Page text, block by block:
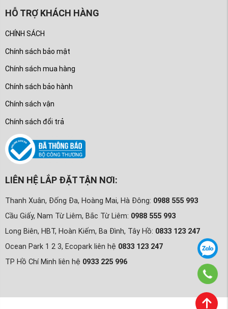
HỖ TRỢ KHÁCH HÀNG
CHÍNH SÁCH
Chính sách bảo mật
Chính sách mua hàng
Chính sách bảo hành
Chính sách vận
Chính sách đổi trả
LIÊN HỆ LẮP ĐẶT TẬN NƠI:
Thanh Xuân, Đống Đa, Hoàng Mai, Hà Đông: 0988 555 993
Cầu Giấy, Nam Từ Liêm, Bắc Từ Liêm: 0988 555 993
Long Biên, HBT, Hoàn Kiếm, Ba Đình, Tây Hồ: 0833 123 247
Ocean Park 1 2 3, Ecopark liên hệ 0833 123 247
TP Hồ Chí Minh liên hệ 0933 225 996